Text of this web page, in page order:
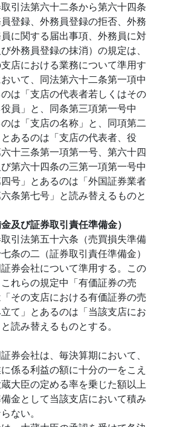
引法第六十二条から第六十四条
登録、外務員登録の拒否、外務
に関する届出事項、外務員に対
外務員登録の抹消）の規定は、
店における業務について準用す
いて、同法第六十二条第一項中
のは「支店の代表者若しくはその
員」と、同条第三項第一号中
のは「支店の名称」と、同項第二
あるのは「支店の代表者、役
十三条第一項第一号、第六十四
第六十四条の三第一項第一号中
四号」とあるのは「外国証券業者
条第七号」と読み替えるものと
及び証券取引責任準備金）
引法第五十六条（売買損失準備
条の二（証券取引責任準備金）
券会社について準用する。この
れらの規定中「有価証券の売
その支店における有価証券の売
て」とあるのは「当該支店にお
読み替えるものとする。
券会社は、毎決算期において、
係る利益の額に十分の一をこえ
大臣の定める率を乗じた額以上
金として当該支店において積み
ない。